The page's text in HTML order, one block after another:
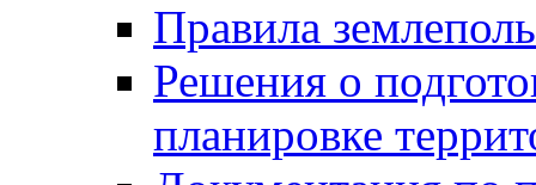
Правила
Решения о
планировке